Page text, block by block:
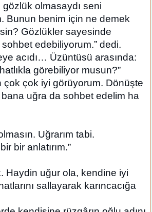
olmasaydı seni
Bunun benim için ne demek
Gözlükler sayesinde
sohbet edebiliyorum.” dedi.
acıdı… Üzüntüsü arasında:
görebiliyor musun?”
çok çok iyi görüyorum. Dönüşte
bana uğra da sohbet edelim ha
Uğrarım tabi.
bir anlatırım.”
Haydin uğur ola, kendine iyi
sallayarak karıncacığa